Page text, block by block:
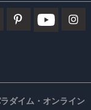
ダイム・オンライン